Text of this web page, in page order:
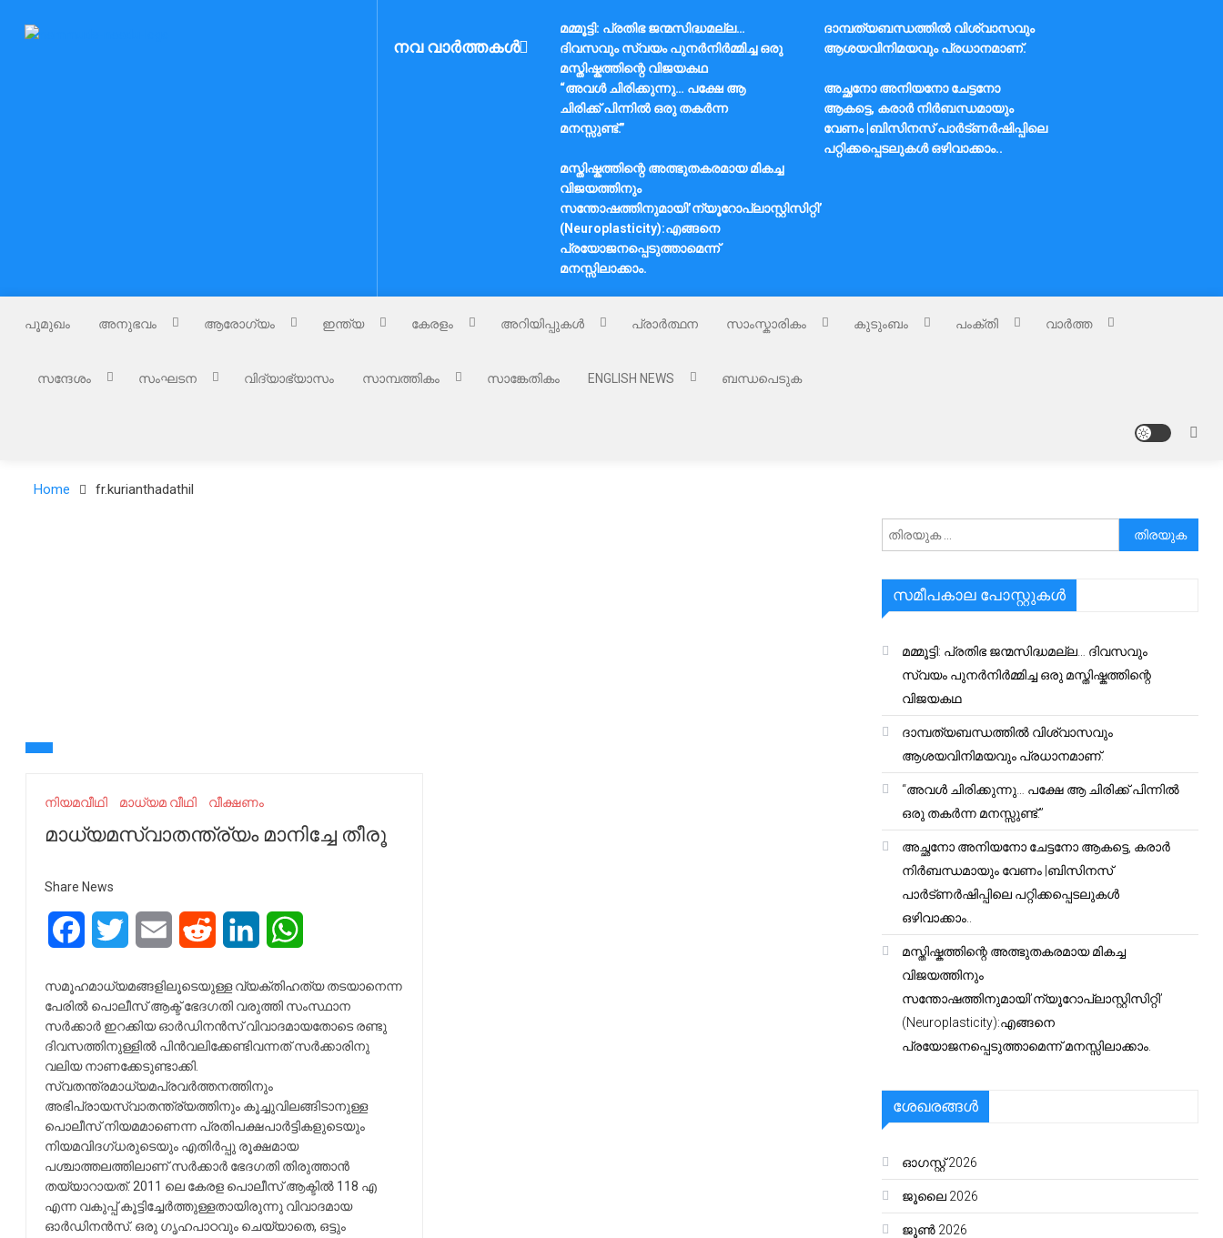
Nammude Naadu നവ വാർത്തകൾ
മമ്മൂട്ടി: പ്രതിഭ ജന്മസിദ്ധമല്ല…
ദിവസവും സ്വയം പുനർനിർമ്മിച്ച ഒരു
മസ്തിഷ്കത്തിന്റെ വിജയകഥ
ദാമ്പത്യബന്ധത്തിൽ വിശ്വാസവും
ആശയവിനിമയവും പ്രധാനമാണ്.
“അവൾ ചിരിക്കുന്നു… പക്ഷേ ആ
ചിരിക്ക് പിന്നിൽ ഒരു തകർന്ന
മനസ്സുണ്ട്.”
അച്ഛനോ അനിയനോ ചേട്ടനോ
ആകട്ടെ, കരാർ നിർബന്ധമായും
വേണം |ബിസിനസ് പാർട്ണർഷിപ്പിലെ
പറ്റിക്കപ്പെടലുകൾ ഒഴിവാക്കാം..
മസ്തിഷ്കത്തിന്റെ അത്ഭുതകരമായ മികച്ച
വിജയത്തിനും
സന്തോഷത്തിനുമായി’ന്യൂറോപ്ലാസ്റ്റിസിറ്റി’
(Neuroplasticity):എങ്ങനെ
പ്രയോജനപ്പെടുത്താമെന്ന്
മനസ്സിലാക്കാം.
പൂമുഖം അനുഭവം ആരോഗ്യം ഇന്ത്യ കേരളം അറിയിപ്പുകൾ പ്രാർത്ഥന സാംസ്കാരികം കുടുംബം പംക്തി വാർത്ത
സന്ദേശം സംഘടന വിദ്യാഭ്യാസം സാമ്പത്തികം സാങ്കേതികം ENGLISH NEWS ബന്ധപെടുക
Home fr.kurianthadathil
നിയമവീഥി മാധ്യമ വീഥി വീക്ഷണം
മാധ്യമസ്വാതന്ത്ര്യം മാനിച്ചേ തീരൂ
Share News
FacebookTwitter Email Reddit LinkedIn
സമൂഹമാധ്യമങ്ങളിലൂടെയുള്ള വ്യക്തിഹത്യ തടയാനെന്ന
പേരില്‍ പൊലീസ് ആക്ട് ഭേദഗതി വരുത്തി സംസ്ഥാന
സര്‍ക്കാര്‍ ഇറക്കിയ ഓര്‍ഡിനന്‍സ് വിവാദമായതോടെ രണ്ടു
ദിവസത്തിനുള്ളില്‍ പിന്‍വലിക്കേണ്ടിവന്നത് സര്‍ക്കാരിനു
വലിയ നാണക്കേടുണ്ടാക്കി.
സ്വതന്ത്രമാധ്യമപ്രവര്‍ത്തനത്തിനും
അഭിപ്രായസ്വാതന്ത്ര്യത്തിനും കൂച്ചുവിലങ്ങിടാനുള്ള
പൊലീസ് നിയമമാണെന്ന പ്രതിപക്ഷപാര്‍ട്ടികളുടെയും
നിയമവിദഗ്ധരുടെയും എതിര്‍പ്പു രൂക്ഷമായ
പശ്ചാത്തലത്തിലാണ് സര്‍ക്കാര്‍ ഭേദഗതി തിരുത്താന്‍
തയ്യാറായത്. 2011 ലെ കേരള പൊലീസ് ആക്ടില്‍ 118 എ
എന്ന വകുപ്പ് കൂട്ടിച്ചേര്‍ത്തുള്ളതായിരുന്നു വിവാദമായ
ഓര്‍ഡിനന്‍സ്. ഒരു ഗൃഹപാഠവും ചെയ്യാതെ, ഒട്ടും
അനേഷിക്കുക
സമീപകാല പോസ്റ്റുകൾ
മമ്മൂട്ടി: പ്രതിഭ ജന്മസിദ്ധമല്ല… ദിവസവും
സ്വയം പുനർനിർമ്മിച്ച ഒരു മസ്തിഷ്കത്തിന്റെ
വിജയകഥ
ദാമ്പത്യബന്ധത്തിൽ വിശ്വാസവും
ആശയവിനിമയവും പ്രധാനമാണ്.
“അവൾ ചിരിക്കുന്നു… പക്ഷേ ആ ചിരിക്ക് പിന്നിൽ
ഒരു തകർന്ന മനസ്സുണ്ട്.”
അച്ഛനോ അനിയനോ ചേട്ടനോ ആകട്ടെ, കരാർ
നിർബന്ധമായും വേണം |ബിസിനസ്
പാർട്ണർഷിപ്പിലെ പറ്റിക്കപ്പെടലുകൾ
ഒഴിവാക്കാം..
മസ്തിഷ്കത്തിന്റെ അത്ഭുതകരമായ മികച്ച
വിജയത്തിനും
സന്തോഷത്തിനുമായി’ന്യൂറോപ്ലാസ്റ്റിസിറ്റി’
(Neuroplasticity):എങ്ങനെ
പ്രയോജനപ്പെടുത്താമെന്ന് മനസ്സിലാക്കാം.
ശേഖരങ്ങൾ
ഓഗസ്റ്റ്‌ 2026
ജൂലൈ 2026
ജൂൺ 2026